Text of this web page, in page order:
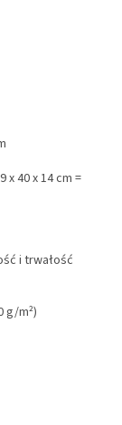
x 40 x 14 cm =
i trwałość
g/m²)